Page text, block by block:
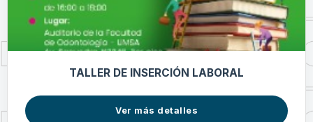
TALLER DE INSERCIÓN LABORAL
Ver más detalles